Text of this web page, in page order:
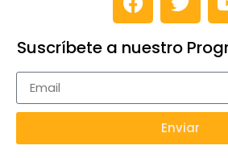
Suscríbete a nuestro
Enviar